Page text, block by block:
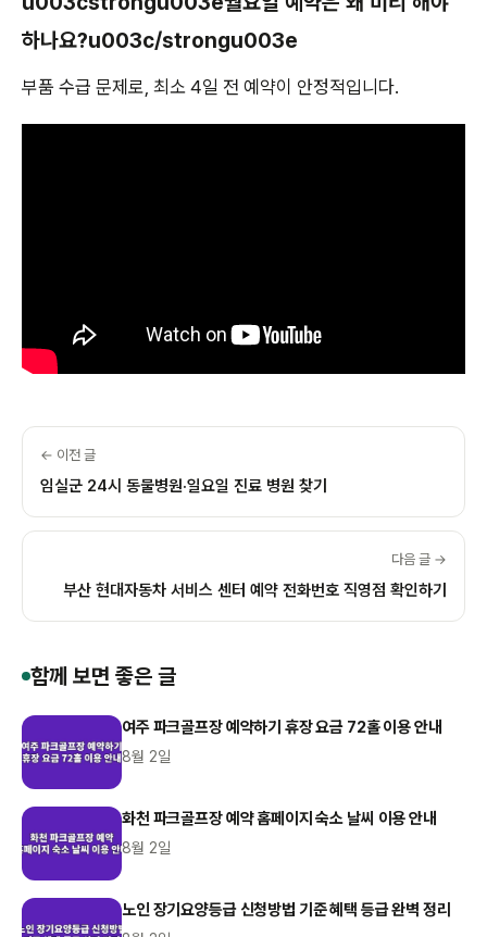
하나요?u003c/strongu003e
부품 수급 문제로, 최소 4일 전 예약이 안정적입니다.
← 이전 글
임실군 24시 동물병원·일요일 진료 병원 찾기
다음 글 →
부산 현대자동차 서비스 센터 예약 전화번호 직영점 확인하기
함께 보면 좋은 글
여주 파크골프장 예약하기 휴장 요금 72홀 이용 안내
8월 2일
화천 파크골프장 예약 홈페이지 숙소 날씨 이용 안내
8월 2일
노인 장기요양등급 신청방법 기준 혜택 등급 완벽 정리